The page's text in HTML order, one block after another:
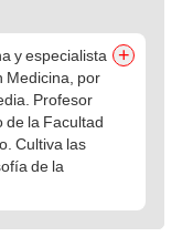
y especialista
Medicina, por
Profesor
de la Facultad
Cultiva las
de la
+